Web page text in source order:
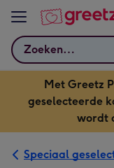
Bekijk meer
Zoeken
Met Greetz
geselecteerde
wordt
Speciaal